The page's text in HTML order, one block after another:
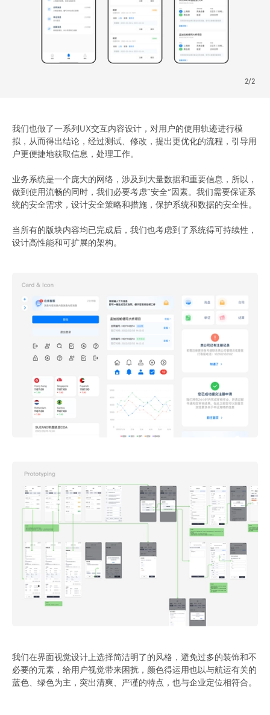
2/2
我们也做了一系列UX交互内容设计，对用户的使用轨迹进行模
拟，从而得出结论，经过测试、修改，提出更优化的流程，引导用
户更便捷地获取信息，处理工作。
业务系统是一个庞大的网络，涉及到大量数据和重要信息，所以，
做到使用流畅的同时，我们必要考虑“安全”因素。我们需要保证系
统的安全需求，设计安全策略和措施，保护系统和数据的安全性。
当所有的版块内容均已完成后，我们也考虑到了系统得可持续性，
设计高性能和可扩展的架构。
我们在界面视觉设计上选择简洁明了的风格，避免过多的装饰和不
必要的元素，给用户视觉带来困扰，颜色得运用也以与航运有关的
蓝色、绿色为主，突出清爽、严谨的特点，也与企业定位相符合。